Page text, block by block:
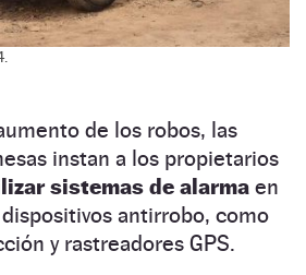
de los robos, las
instan a los propietarios
sistemas de alarma en
antirrobo, como
y rastreadores GPS.